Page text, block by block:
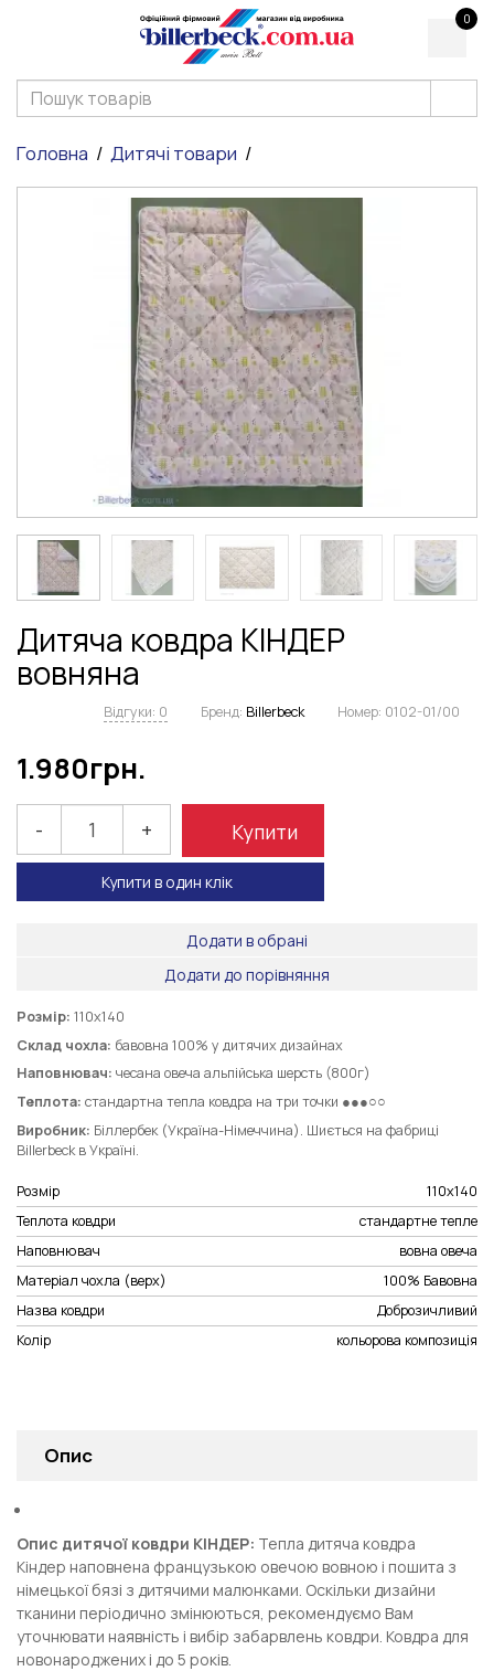
0
Головна Дитячі товари
Дитяча ковдра КІНДЕР
вовняна
Відгуки: 0 Бренд: Billerbeck Номер: 0102-01/00
1.980грн.
- + Купити
Купити в один клік
Додати в обрані
Додати до порівняння
Розмір: 110х140
Склад чохла: бавовна 100% у дитячих дизайнах
Наповнювач: чесана овеча альпійська шерсть (800г)
Теплота: стандартна тепла ковдра на три точки ●●●○○
Виробник: Біллербек (Україна-Німеччина). Шиється на фабриці
Billerbeck в Україні.
Розмір
110х140
Теплота ковдри
стандартне тепле
Наповнювач
вовна овеча
Матеріал чохла (верх)
100% Бавовна
Назва ковдри
Доброзичливий
Колір
кольорова композиція
Опис
Опис дитячої ковдри КІНДЕР: Тепла дитяча ковдра
Кіндер наповнена французькою овечою вовною і пошита з
німецької бязі з дитячими малюнками. Оскільки дизайни
тканини періодично змінюються, рекомендуємо Вам
уточнювати наявність і вибір забарвлень ковдри. Ковдра для
новонароджених і до 5 років.